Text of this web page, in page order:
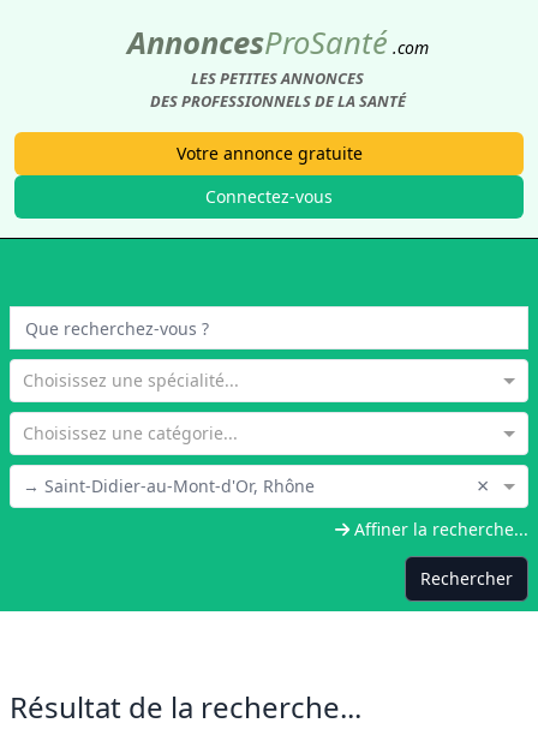
AnnoncesProSanté .com
LES PETITES ANNONCES
DES PROFESSIONNELS DE LA SANTÉ
Votre annonce gratuite
Connectez-vous
Choisissez une spécialité...
Choisissez une catégorie...
→ Saint-Didier-au-Mont-d'Or, Rhône ×
Affiner la recherche...
Rechercher
Résultat de la recherche...